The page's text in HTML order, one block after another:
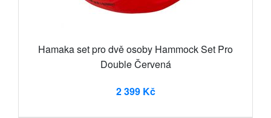
Hamaka set pro dvě osoby Hammock Set Pro
Double Červená
2 399 Kč